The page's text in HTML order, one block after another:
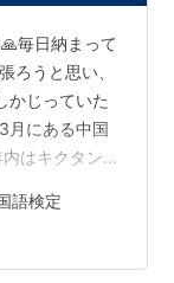
毎日納まって
うと思い、
かじっていた
月にある中国
はキクタンし
めに年内に
整理（セカス
量のスクショ
語検定